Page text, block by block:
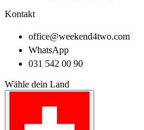
Kontakt
office@weekend4two.com
WhatsApp
031 542 00 90
Wähle dein Land